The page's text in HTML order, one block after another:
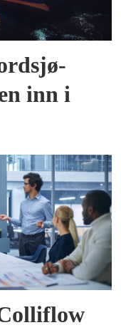
inn i